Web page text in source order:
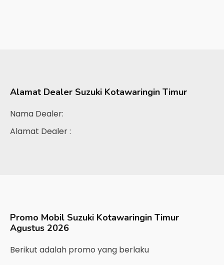
Alamat Dealer Suzuki Kotawaringin Timur
Nama Dealer:
Alamat Dealer :
Promo Mobil Suzuki Kotawaringin Timur
Agustus 2026
Berikut adalah promo yang berlaku